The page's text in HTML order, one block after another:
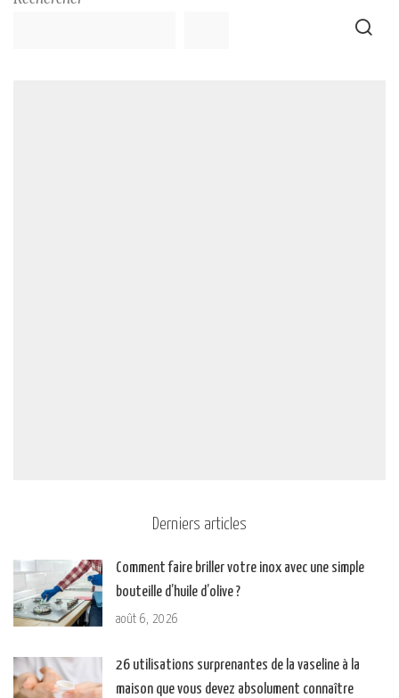
Derniers articles
Comment faire briller votre inox avec une simple
bouteille d’huile d’olive ?
août 6, 2026
26 utilisations surprenantes de la vaseline à la
maison que vous devez absolument connaître